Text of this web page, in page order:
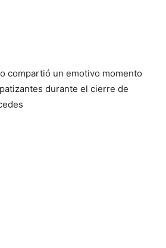
compartió un emotivo momento
durante el cierre de